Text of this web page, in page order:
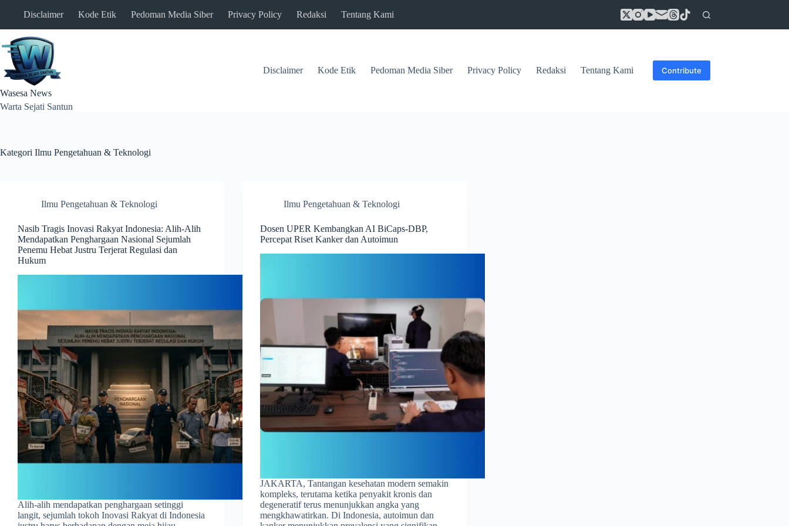
Disclaimer Kode Etik Pedoman Media Siber Privacy Policy Redaksi Tentang Kami
Wasesa News
Warta Sejati Santun
Disclaimer Kode Etik Pedoman Media Siber Privacy Policy Redaksi Tentang Kami Contribute
Kategori Ilmu Pengetahuan & Teknologi
Ilmu Pengetahuan & Teknologi
Nasib Tragis Inovasi Rakyat Indonesia: Alih-Alih
Mendapatkan Penghargaan Nasional Sejumlah
Penemu Hebat Justru Terjerat Regulasi dan
Hukum
Alih-alih mendapatkan penghargaan setinggi
langit, sejumlah tokoh Inovasi Rakyat di Indonesia
Ilmu Pengetahuan & Teknologi
Dosen UPER Kembangkan AI BiCaps-DBP,
Percepat Riset Kanker dan Autoimun
JAKARTA, Tantangan kesehatan modern semakin
kompleks, terutama ketika penyakit kronis dan
degeneratif terus menunjukkan angka yang
mengkhawatirkan. Di Indonesia, autoimun dan